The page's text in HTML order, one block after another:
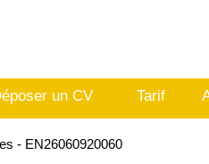
un CV Tarif
- EN26060920060